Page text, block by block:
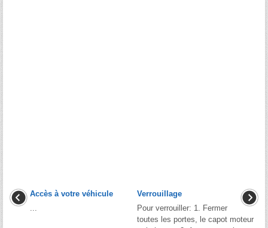
Accès à votre véhicule
...
Verrouillage
Pour verrouiller: 1. Fermer
toutes les portes, le capot moteur